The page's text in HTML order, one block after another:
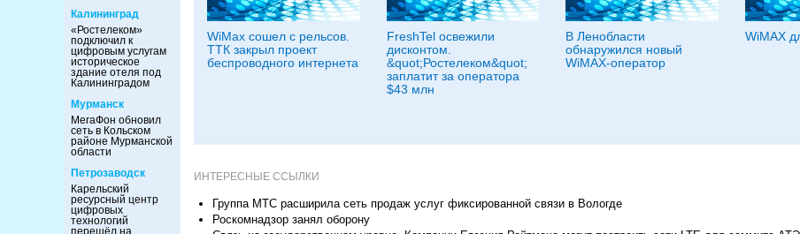
Калининград
«Ростелеком»
подключил к
цифровым услугам
историческое
здание отеля под
Калининградом
Мурманск
МегаФон обновил
сеть в Кольском
районе Мурманской
области
Петрозаводск
Карельский
ресурсный центр
цифровых
технологий
перешёл на
WiMax сошел с рельсов.
ТТК закрыл проект
беспроводного интернета
FreshTel освежили
дисконтом.
&quot;Ростелеком&quot;
заплатит за оператора
$43 млн
В Ленобласти
обнаружился новый
WiMAX-оператор
WiMAX
ИНТЕРЕСНЫЕ ССЫЛКИ
Группа МТС расширила сеть продаж услуг фиксированной связи в Вологде
Роскомнадзор занял оборону